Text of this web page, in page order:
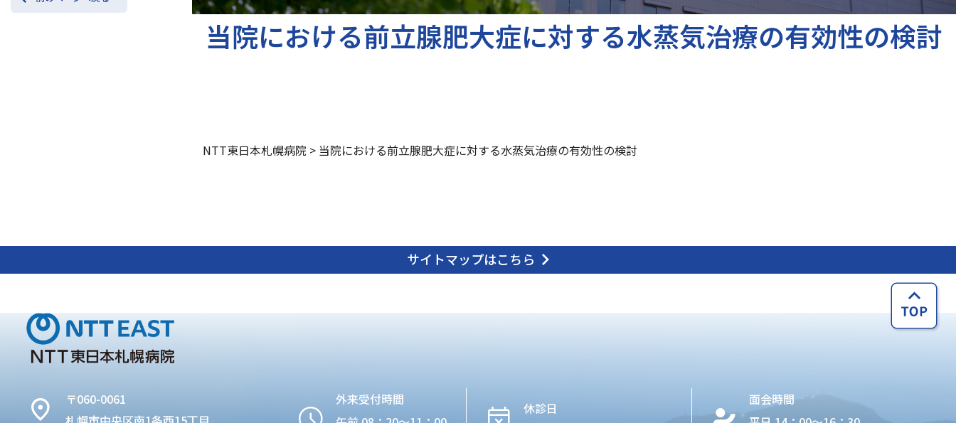
当院における前立腺肥大症に対する水蒸気治療の有効性の検討
NTT東日本札幌病院 > 当院における前立腺肥大症に対する水蒸気治療の有効性の検討
サイトマップはこちら
〒060-0061
外来受付時間
休診日
面会時間